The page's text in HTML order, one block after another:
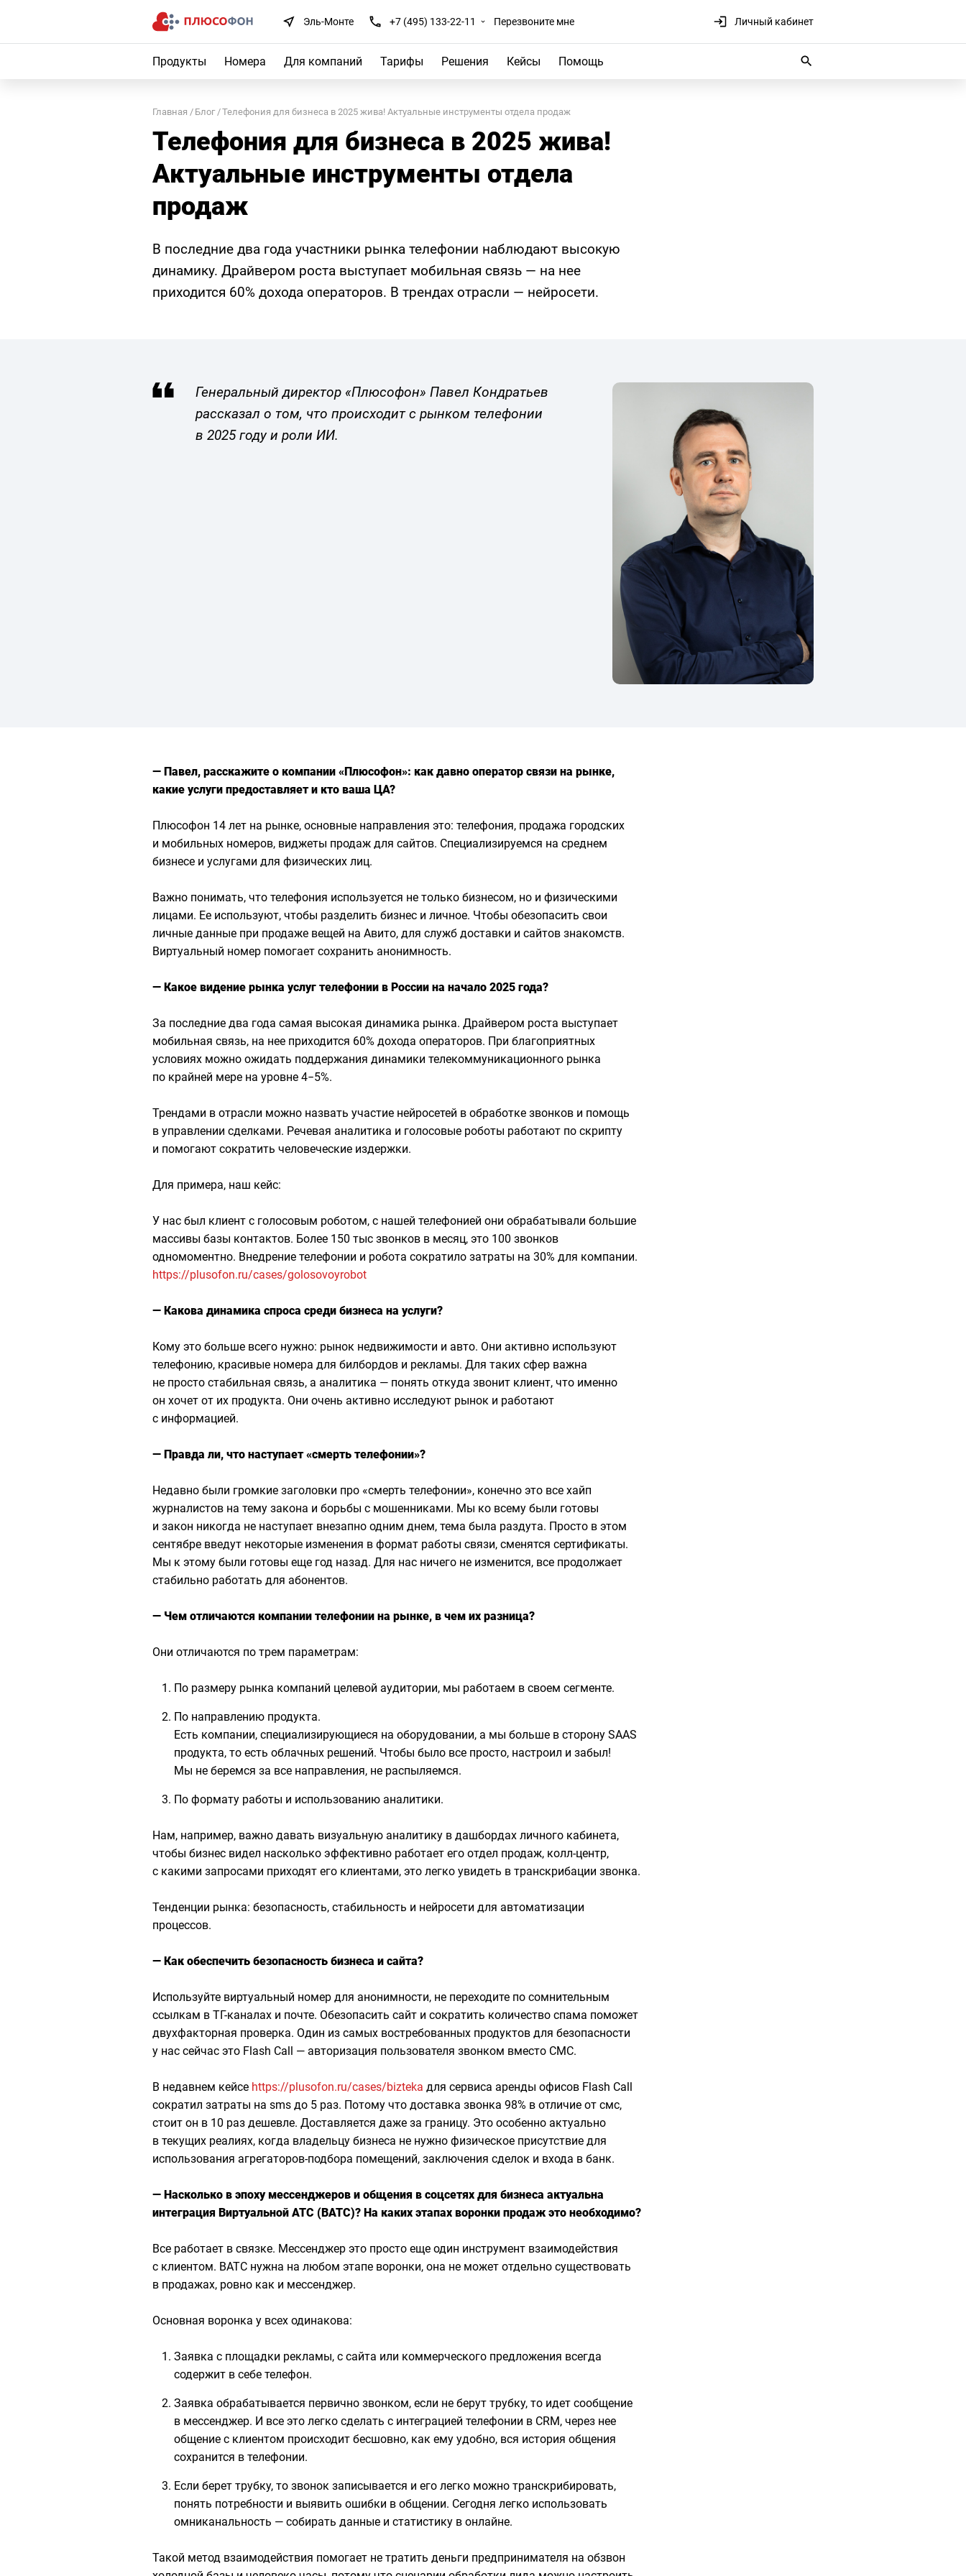
Эль-Монте +7 (495) 133-22-11 Перезвоните мне Личный кабинет
Продукты Номера Для компаний Тарифы Решения Кейсы Помощь
Главная Блог Телефония для бизнеса в 2025 жива! Актуальные инструменты отдела продаж
Телефония для бизнеса в 2025 жива!
Актуальные инструменты отдела
продаж
В последние два года участники рынка телефонии наблюдают высокую
динамику. Драйвером роста выступает мобильная связь — на нее
приходится 60% дохода операторов. В трендах отрасли — нейросети.
Генеральный директор «Плюсофон» Павел Кондратьев
рассказал о том, что происходит с рынком телефонии
в 2025 году и роли ИИ.
— Павел, расскажите о компании «Плюсофон»: как давно оператор связи на рынке,
какие услуги предоставляет и кто ваша ЦА?
Плюсофон 14 лет на рынке, основные направления это: телефония, продажа городских
и мобильных номеров, виджеты продаж для сайтов. Специализируемся на среднем
бизнесе и услугами для физических лиц.
Важно понимать, что телефония используется не только бизнесом, но и физическими
лицами. Ее используют, чтобы разделить бизнес и личное. Чтобы обезопасить свои
личные данные при продаже вещей на Авито, для служб доставки и сайтов знакомств.
Виртуальный номер помогает сохранить анонимность.
— Какое видение рынка услуг телефонии в России на начало 2025 года?
За последние два года самая высокая динамика рынка. Драйвером роста выступает
мобильная связь, на нее приходится 60% дохода операторов. При благоприятных
условиях можно ожидать поддержания динамики телекоммуникационного рынка
по крайней мере на уровне 4−5%.
Трендами в отрасли можно назвать участие нейросетей в обработке звонков и помощь
в управлении сделками. Речевая аналитика и голосовые роботы работают по скрипту
и помогают сократить человеческие издержки.
Для примера, наш кейс:
У нас был клиент с голосовым роботом, с нашей телефонией они обрабатывали большие
массивы базы контактов. Более 150 тыс звонков в месяц, это 100 звонков
одномоментно. Внедрение телефонии и робота сократило затраты на 30% для компании.
https://plusofon.ru/cases/golosovoyrobot
— Какова динамика спроса среди бизнеса на услуги?
Кому это больше всего нужно: рынок недвижимости и авто. Они активно используют
телефонию, красивые номера для билбордов и рекламы. Для таких сфер важна
не просто стабильная связь, а аналитика — понять откуда звонит клиент, что именно
он хочет от их продукта. Они очень активно исследуют рынок и работают
с информацией.
— Правда ли, что наступает «смерть телефонии»?
Недавно были громкие заголовки про «смерть телефонии», конечно это все хайп
журналистов на тему закона и борьбы с мошенниками. Мы ко всему были готовы
и закон никогда не наступает внезапно одним днем, тема была раздута. Просто в этом
сентябре введут некоторые изменения в формат работы связи, сменятся сертификаты.
Мы к этому были готовы еще год назад. Для нас ничего не изменится, все продолжает
стабильно работать для абонентов.
— Чем отличаются компании телефонии на рынке, в чем их разница?
Они отличаются по трем параметрам:
По размеру рынка компаний целевой аудитории, мы работаем в своем сегменте.
По направлению продукта.
Есть компании, специализирующиеся на оборудовании, а мы больше в сторону SAAS
продукта, то есть облачных решений. Чтобы было все просто, настроил и забыл!
Мы не беремся за все направления, не распыляемся.
По формату работы и использованию аналитики.
Нам, например, важно давать визуальную аналитику в дашбордах личного кабинета,
чтобы бизнес видел насколько эффективно работает его отдел продаж, колл-центр,
с какими запросами приходят его клиентами, это легко увидеть в транскрибации звонка.
Тенденции рынка: безопасность, стабильность и нейросети для автоматизации
процессов.
— Как обеспечить безопасность бизнеса и сайта?
Используйте виртуальный номер для анонимности, не переходите по сомнительным
ссылкам в ТГ-каналах и почте. Обезопасить сайт и сократить количество спама поможет
двухфакторная проверка. Один из самых востребованных продуктов для безопасности
у нас сейчас это Flash Call — авторизация пользователя звонком вместо СМС.
В недавнем кейсе https://plusofon.ru/cases/bizteka для сервиса аренды офисов Flash Call
сократил затраты на sms до 5 раз. Потому что доставка звонка 98% в отличие от смс,
стоит он в 10 раз дешевле. Доставляется даже за границу. Это особенно актуально
в текущих реалиях, когда владельцу бизнеса не нужно физическое присутствие для
использования агрегаторов-подбора помещений, заключения сделок и входа в банк.
— Насколько в эпоху мессенджеров и общения в соцсетях для бизнеса актуальна
интеграция Виртуальной АТС (ВАТС)? На каких этапах воронки продаж это необходимо?
Все работает в связке. Мессенджер это просто еще один инструмент взаимодействия
с клиентом. ВАТС нужна на любом этапе воронки, она не может отдельно существовать
в продажах, ровно как и мессенджер.
Основная воронка у всех одинакова:
Заявка с площадки рекламы, с сайта или коммерческого предложения всегда
содержит в себе телефон.
Заявка обрабатывается первично звонком, если не берут трубку, то идет сообщение
в мессенджер. И все это легко сделать с интеграцией телефонии в CRM, через нее
общение с клиентом происходит бесшовно, как ему удобно, вся история общения
сохранится в телефонии.
Если берет трубку, то звонок записывается и его легко можно транскрибировать,
понять потребности и выявить ошибки в общении. Сегодня легко использовать
омниканальность — собирать данные и статистику в онлайне.
Такой метод взаимодействия помогает не тратить деньги предпринимателя на обзвон